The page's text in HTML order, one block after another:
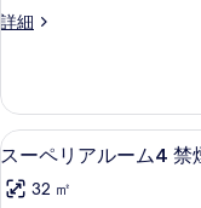
真
示
す
る
ー
3
禁
煙
の
詳細
ス
ー
ド
ル
ム
ス
ー
16
スーペリアルーム4 禁
32 ㎡